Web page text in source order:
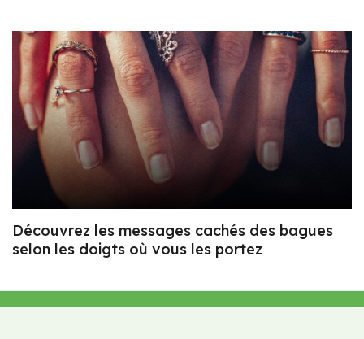
Découvrez les messages cachés des bagues
selon les doigts où vous les portez